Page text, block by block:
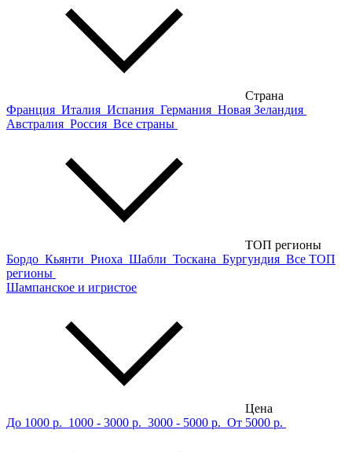
Страна
Франция Италия Испания Германия Новая Зеландия
Австралия Россия Все страны
ТОП регионы
Бордо Кьянти Риоха Шабли Тоскана Бургундия Все ТОП
регионы
Шампанское и игристое
Цена
До 1000 р. 1000 - 3000 р. 3000 - 5000 р. От 5000 р.